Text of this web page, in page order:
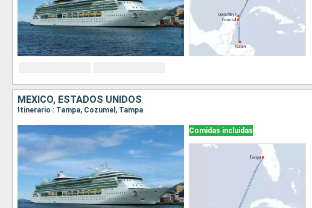
MÉXICO, ESTADOS UNIDOS
Itinerario : Tampa, Cozumel, Tampa
Comidas incluidas